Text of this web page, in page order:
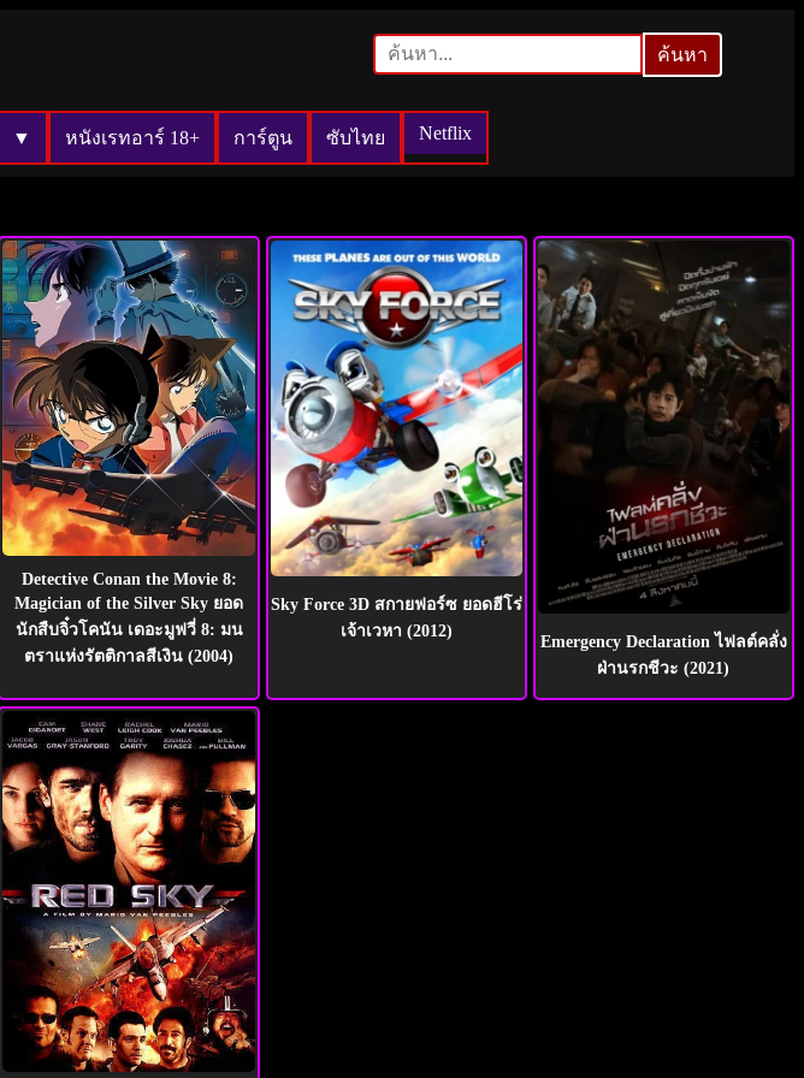
ค้นหา
หนังเรทอาร์ 18+ การ์ตูน ซับไทย Netflix
Detective Conan the Movie 8:
Magician of the Silver Sky ยอด
นักสืบจิ๋วโคนัน เดอะมูฟวี่ 8: มน
ตราแห่งรัตติกาลสีเงิน (2004)
Sky Force 3D สกายฟอร์ซ ยอดฮีโร่
เจ้าเวหา (2012)
Emergency Declaration ไฟลต์คลั่ง
ฝ่านรกชีวะ (2021)